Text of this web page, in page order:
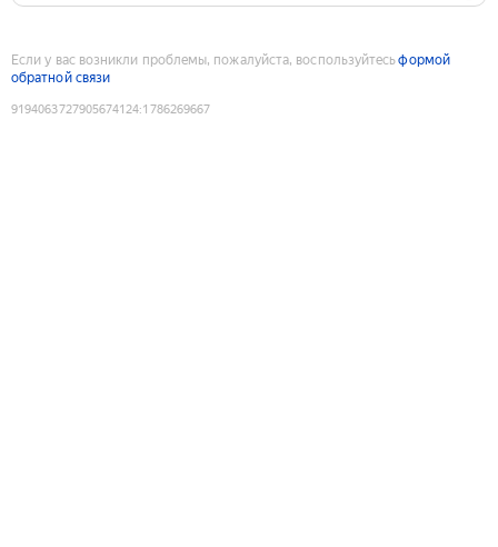
Если у вас возникли проблемы, пожалуйста, воспользуйтесьформой
обратной связи
9194063727905674124:1786269667